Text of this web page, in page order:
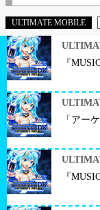
ULTIMATE MOBILE
『
「アー
『